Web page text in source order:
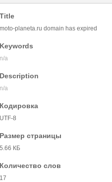
Title
moto-planeta.ru domain has expired
Keywords
n/a
Description
n/a
Кодировка
UTF-8
Размер страницы
5.66 КБ
Количество слов
17